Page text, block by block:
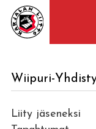
Wiipuri-
Liity jäseneksi